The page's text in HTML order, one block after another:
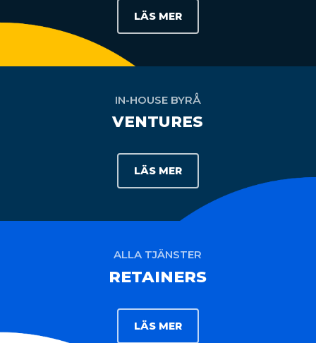
LÄS MER
IN-HOUSE BYRÅ
VENTURES
LÄS MER
ALLA TJÄNSTER
RETAINERS
LÄS MER